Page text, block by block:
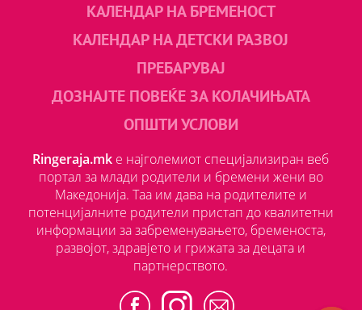
КАЛЕНДАР НА БРЕМЕНОСТ
КАЛЕНДАР НА ДЕТСКИ РАЗВОЈ
ПРЕБАРУВАЈ
ДОЗНАЈТЕ ПОВЕЌЕ ЗА КОЛАЧИЊАТА
ОПШТИ УСЛОВИ
Ringeraja.mk е најголемиот специјализиран веб
портал за млади родители и бремени жени во
Македонија. Таа им дава на родителите и
потенцијалните родители пристап до квалитетни
информации за забременувањето, бременоста,
развојот, здравјето и грижата за децата и
партнерството.